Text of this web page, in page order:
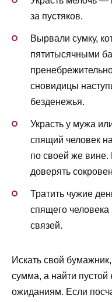
за пустяков.
Вырвали сумку,
пятитысячными
сновидицы
безденежья.
Украсть у мужа
спящий человек
по своей же
доверять
Тратить чужие
спящего
связей.
Искать свой
сумма, а найти
ожиданиям. Если